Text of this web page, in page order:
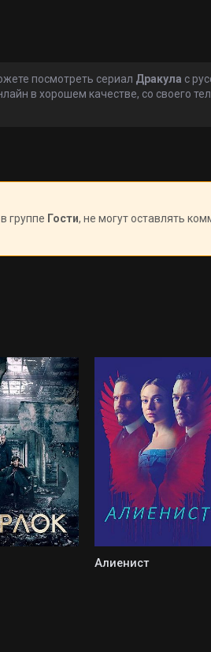
посмотреть сериал Дракула с
в хорошем качестве, со своего
группе Гости, не могут оставлять
Алиенист